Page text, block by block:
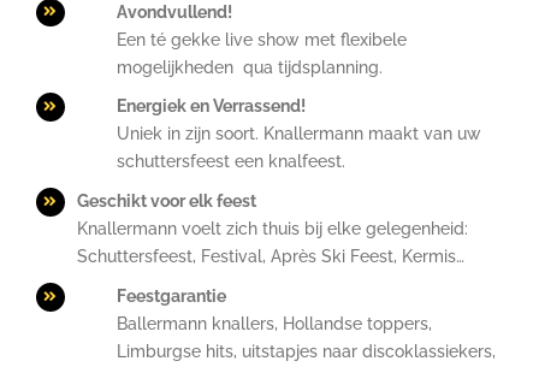
Avondvullend!
Een té gekke live show met flexibele
mogelijkheden qua tijdsplanning.
Energiek en Verrassend!
Uniek in zijn soort. Knallermann maakt van uw
schuttersfeest een knalfeest.
Geschikt voor elk feest
Knallermann voelt zich thuis bij elke gelegenheid:
Schuttersfeest, Festival, Après Ski Feest, Kermis…
Feestgarantie
Ballermann knallers, Hollandse toppers,
Limburgse hits, uitstapjes naar discoklassiekers,